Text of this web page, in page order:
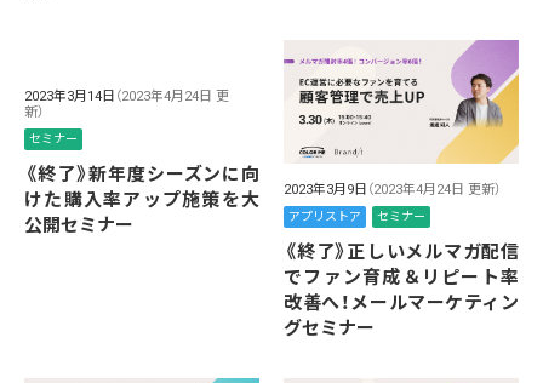
2023年3月14日 （2023年4月24日 更
新）
セミナー
《終了》新年度シーズンに向
けた購入率アップ施策を大
公開セミナー
2023年3月9日 （2023年4月24日 更新）
アプリストア セミナー
《終了》正しいメルマガ配信
でファン育成＆リピート率
改善へ！メールマーケティン
グセミナー